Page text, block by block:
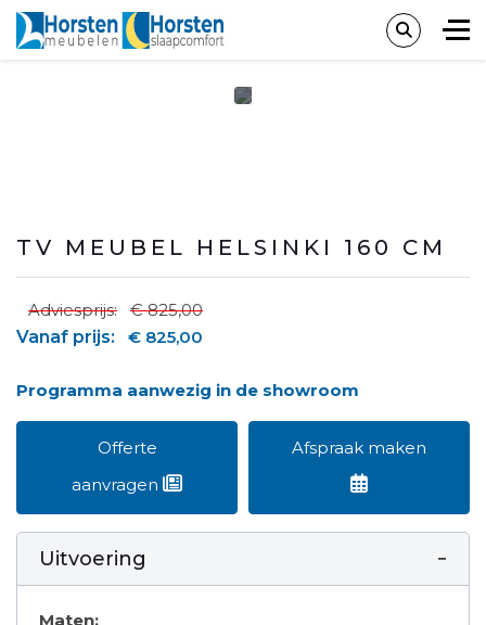
TV MEUBEL HELSINKI 160 CM
Adviesprijs:
€ 825,00
Vanaf prijs:
€ 825,00
Programma aanwezig in de showroom
Offerte
aanvragen
Afspraak maken
Uitvoering
Maten: